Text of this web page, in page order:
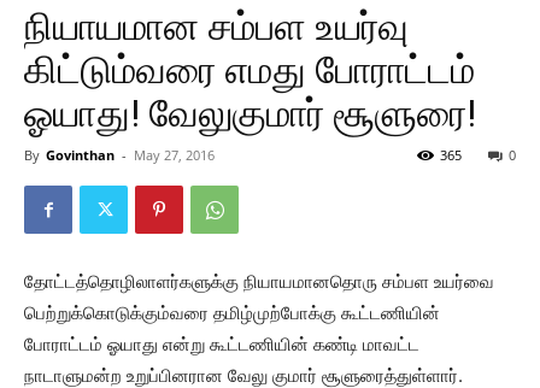
நியாயமான சம்பள உயர்வு
கிட்டும்வரை எமது போராட்டம்
ஓயாது! வேலுகுமார் சூளுரை!
By Govinthan - May 27, 2016 0
365
தோட்டத்தொழிலாளர்களுக்கு நியாயமானதொரு சம்பள உயர்வை
பெற்றுக்கொடுக்கும்வரை தமிழ்முற்போக்கு கூட்டணியின்
போராட்டம் ஓயாது என்று கூட்டணியின் கண்டி மாவட்ட
நாடாளுமன்ற உறுப்பினரான வேலு குமார் சூளுரைத்துள்ளார்.